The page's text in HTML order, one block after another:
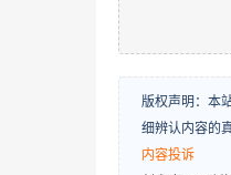
版权声明：本
细辨认内容的
内容投诉